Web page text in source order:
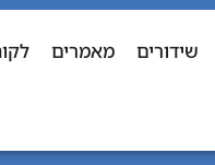
שידורים מאמרים